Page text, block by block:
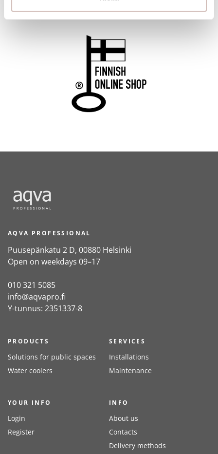
products also carry the Key Flag Symbol.
AQVA PROFESSIONAL
Puusepänkatu 2 D, 00880 Helsinki
Open on weekdays 09–17
010 321 5085
info@aqvapro.fi
Y-tunnus: 2351337-8
PRODUCTS
Solutions for public spaces
Water coolers
SERVICES
Installations
Maintenance
YOUR INFO
Login
Register
INFO
About us
Contacts
Delivery methods